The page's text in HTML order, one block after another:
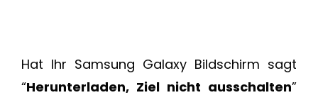
Hat Ihr Samsung Galaxy Bildschirm sagt
“Herunterladen, Ziel nicht ausschalten”